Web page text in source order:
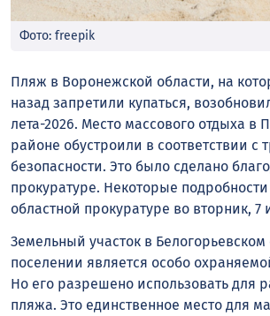
Фото: freepik
Пляж в Воронежской области, на
назад запретили купаться,
лета-2026. Место массового отдыха в
районе обустроили в соответствии с
безопасности. Это было сделано
прокуратуре. Некоторые
областной прокуратуре во вторник, 7
Земельный участок в Белогорьевском
поселении является особо
Но его разрешено использовать для
пляжа. Это единственное место для